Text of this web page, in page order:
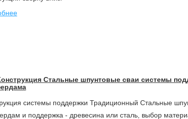
Стальные шпунтовые сваи системы
системы поддержки Традиционный Стальные
и поддержка - древесина или сталь, выбор